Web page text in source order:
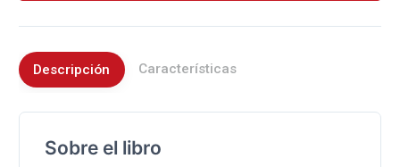
Descripción Características
Sobre el libro